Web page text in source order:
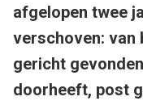
afgelopen twee
verschoven: van
gericht
doorheeft, post